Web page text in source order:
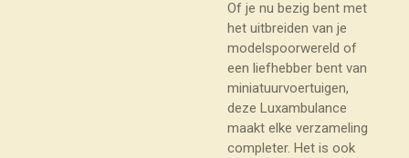
Of je nu bezig bent met
het uitbreiden van je
modelspoorwereld of
een liefhebber bent van
miniatuurvoertuigen,
deze Luxambulance
maakt elke verzameling
completer. Het is ook